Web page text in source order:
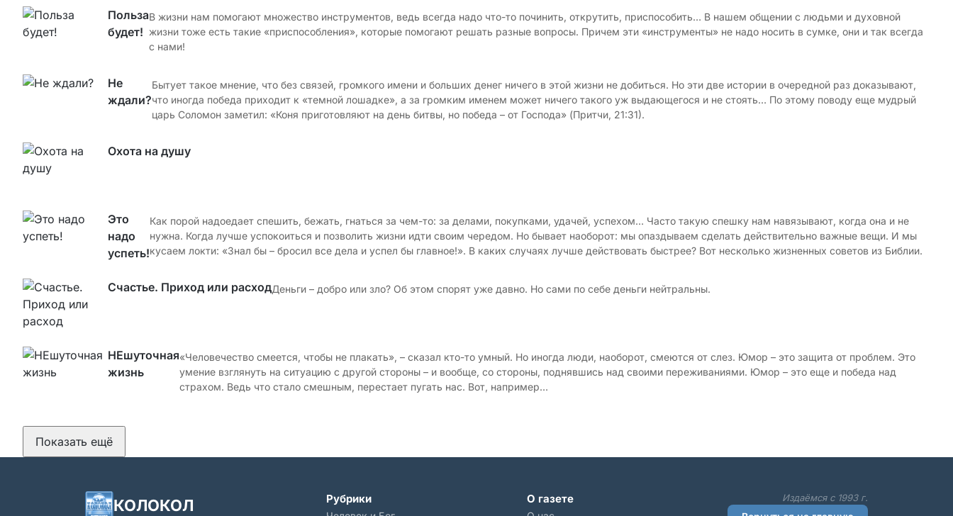
Польза
будет!
В жизни нам помогают множество инструментов, ведь всегда надо что-то починить, открутить, приспособить… В нашем общении с людьми и духовной
жизни тоже есть такие «приспособления», которые помогают решать разные вопросы. Причем эти «инструменты» не надо носить в сумке, они и так всегда
с нами!
Не
ждали?
Бытует такое мнение, что без связей, громкого имени и больших денег ничего в этой жизни не добиться. Но эти две истории в очередной раз доказывают,
что иногда победа приходит к «темной лошадке», а за громким именем может ничего такого уж выдающегося и не стоять… По этому поводу еще мудрый
царь Соломон заметил: «Коня приготовляют на день битвы, но победа – от Господа» (Притчи, 21:31).
Охота на душу
Это
надо
успеть!
Как порой надоедает спешить, бежать, гнаться за чем-то: за делами, покупками, удачей, успехом… Часто такую спешку нам навязывают, когда она и не
нужна. Когда лучше успокоиться и позволить жизни идти своим чередом. Но бывает наоборот: мы опаздываем сделать действительно важные вещи. И мы
кусаем локти: «Знал бы – бросил все дела и успел бы главное!». В каких случаях лучше действовать быстрее? Вот несколько жизненных советов из Библии.
Счастье. Приход или расходДеньги – добро или зло? Об этом спорят уже давно. Но сами по себе деньги нейтральны.
НЕшуточная
жизнь
«Человечество смеется, чтобы не плакать», – сказал кто-то умный. Но иногда люди, наоборот, смеются от слез. Юмор – это защита от проблем. Это
умение взглянуть на ситуацию с другой стороны – и вообще, со стороны, поднявшись над своими переживаниями. Юмор – это еще и победа над
страхом. Ведь что стало смешным, перестает пугать нас. Вот, например…
Показать ещё
КОЛОКОЛ Рубрики О газете Издаёмся с 1993 г.